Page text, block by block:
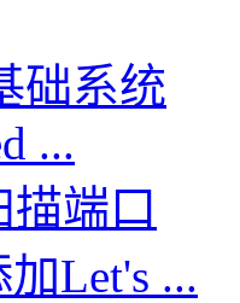
础系统
...
描端口
Let's ...